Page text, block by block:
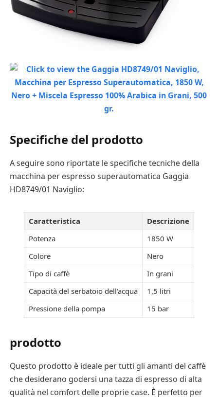
Specifiche del prodotto
A seguire sono riportate le specifiche tecniche della
macchina per espresso superautomatica Gaggia
HD8749/01 Naviglio:
Caratteristica
Descrizione
Potenza
1850 W
Colore
Nero
Tipo di caffè
In grani
Capacità del serbatoio dell’acqua
1,5 litri
Pressione della pompa
15 bar
prodotto
Questo prodotto è ideale per tutti gli amanti del caffè
che desiderano godersi una tazza di espresso di alta
qualità nel comfort delle proprie case. È perfetto per